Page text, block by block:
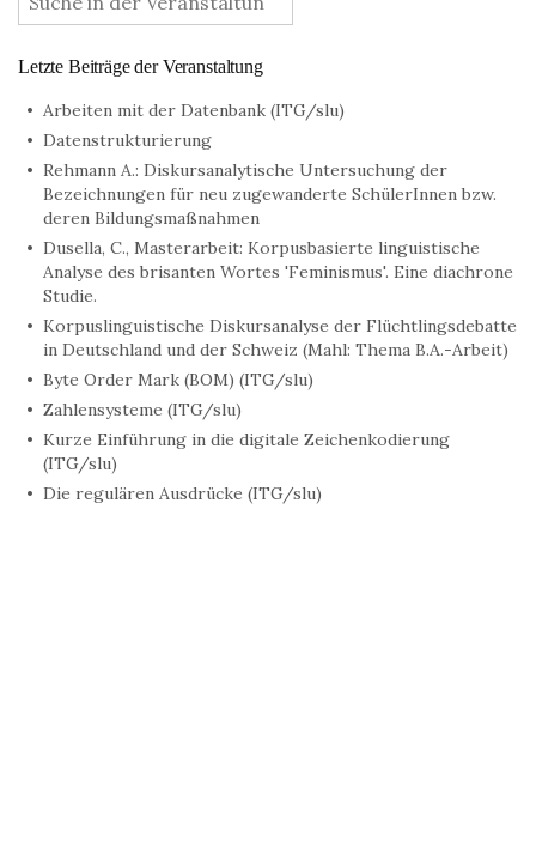
Letzte Beiträge der Veranstaltung
Arbeiten mit der Datenbank (ITG/slu)
Datenstrukturierung
Rehmann A.: Diskursanalytische Untersuchung der
Bezeichnungen für neu zugewanderte SchülerInnen bzw.
deren Bildungsmaßnahmen
Dusella, C., Masterarbeit: Korpusbasierte linguistische
Analyse des brisanten Wortes 'Feminismus'. Eine diachrone
Studie.
Korpuslinguistische Diskursanalyse der Flüchtlingsdebatte
in Deutschland und der Schweiz (Mahl: Thema B.A.-Arbeit)
Byte Order Mark (BOM) (ITG/slu)
Zahlensysteme (ITG/slu)
Kurze Einführung in die digitale Zeichenkodierung
(ITG/slu)
Die regulären Ausdrücke (ITG/slu)